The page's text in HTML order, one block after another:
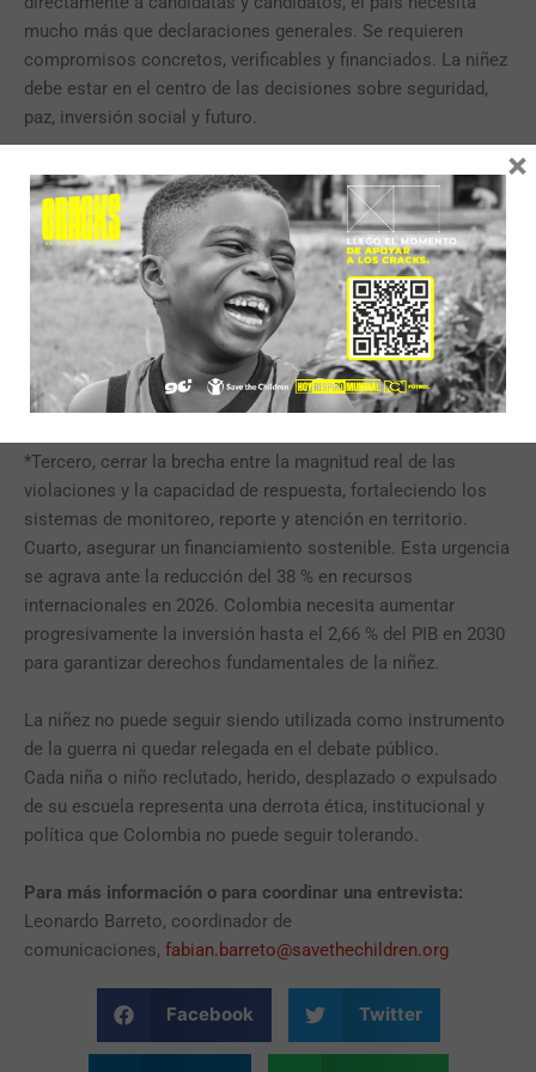
mucho más que declaraciones generales. Se requieren
compromisos concretos, verificables y financiados. La niñez
debe estar en el centro de las decisiones sobre seguridad,
paz, inversión social y futuro.
Por ello, Save the Children Colombia plantea cuatro
prioridades urgentes:
*Primero, blindar institucionalmente los avances existentes
para garantizar su continuidad en la transición de gobierno,
incluyendo el Plan de Acción de Escuelas Seguras, la
Política de Educación en Emergencias y los Equipos de
Acción Inmediata contra el Reclutamiento.
*Segundo, reforzar el compromiso político y diplomático en
escenarios nacionales e internacionales para posicionar la
*Tercero, cerrar la brecha entre la magnitud real de las
violaciones y la capacidad de respuesta, fortaleciendo los
sistemas de monitoreo, reporte y atención en territorio.
Cuarto, asegurar un financiamiento sostenible. Esta urgencia
se agrava ante la reducción del 38 % en recursos
internacionales en 2026. Colombia necesita aumentar
progresivamente la inversión hasta el 2,66 % del PIB en 2030
para garantizar derechos fundamentales de la niñez.
La niñez no puede seguir siendo utilizada como instrumento
de la guerra ni quedar relegada en el debate público.
Cada niña o niño reclutado, herido, desplazado o expulsado
de su escuela representa una derrota ética, institucional y
política que Colombia no puede seguir tolerando.
Para más información o para coordinar una entrevista:
Leonardo Barreto, coordinador de
comunicaciones, fabian.barreto@savethechildren.org
Facebook Twitter
×